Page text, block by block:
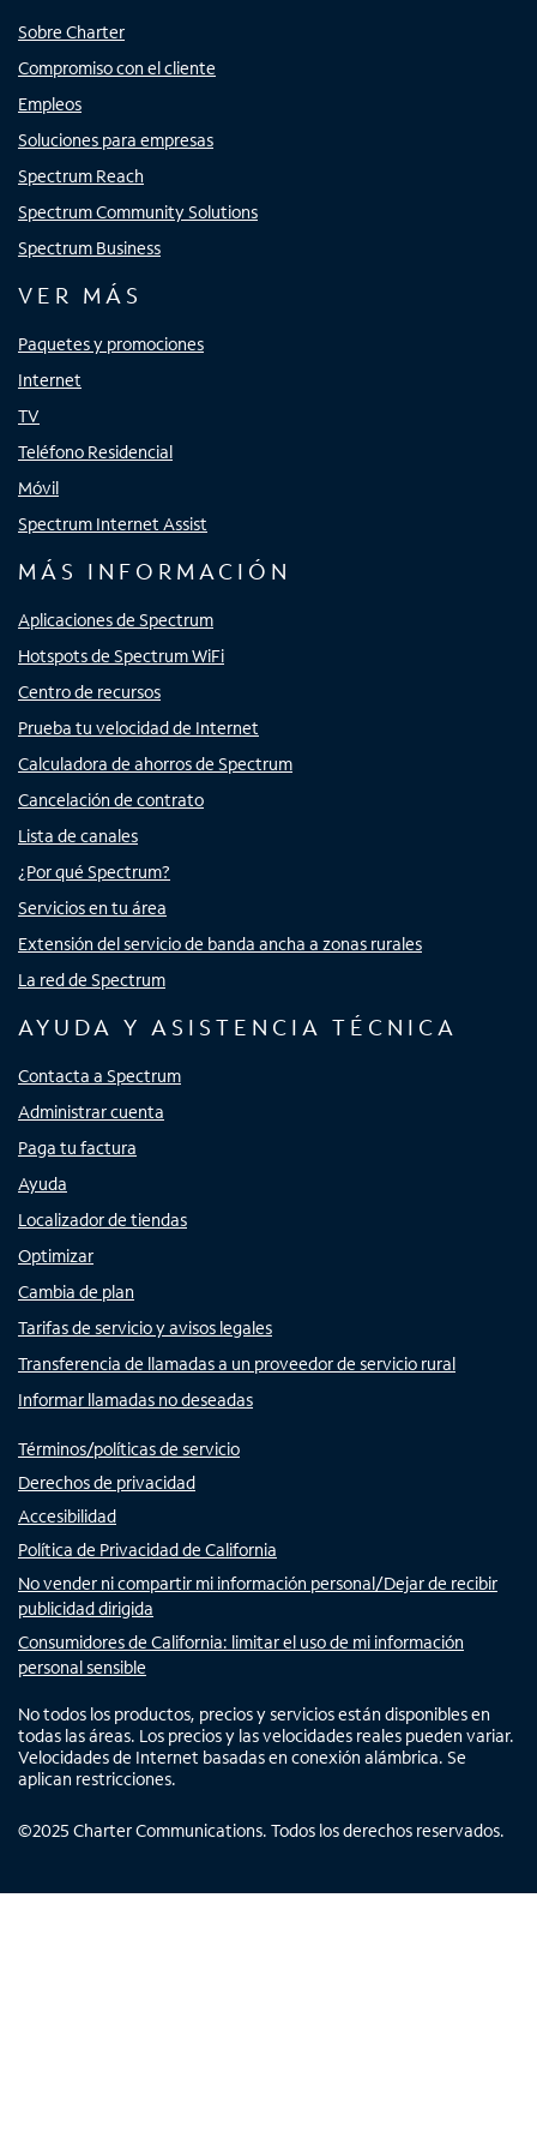
Sobre Charter
Compromiso con el cliente
Empleos
Soluciones para empresas
Spectrum Reach
Spectrum Community Solutions
Spectrum Business
VER MÁS
Paquetes y promociones
Internet
TV
Teléfono Residencial
Móvil
Spectrum Internet Assist
MÁS INFORMACIÓN
Aplicaciones de Spectrum
Hotspots de Spectrum WiFi
Centro de recursos
Prueba tu velocidad de Internet
Calculadora de ahorros de Spectrum
Cancelación de contrato
Lista de canales
¿Por qué Spectrum?
Servicios en tu área
Extensión del servicio de banda ancha a zonas rurales
La red de Spectrum
AYUDA Y ASISTENCIA TÉCNICA
Contacta a Spectrum
Administrar cuenta
Paga tu factura
Ayuda
Localizador de tiendas
Optimizar
Cambia de plan
Tarifas de servicio y avisos legales
Transferencia de llamadas a un proveedor de servicio rural
Informar llamadas no deseadas
Términos/políticas de servicio
Derechos de privacidad
Accesibilidad
Política de Privacidad de California
No vender ni compartir mi información personal/Dejar de recibir
publicidad dirigida
Consumidores de California: limitar el uso de mi información
personal sensible
No todos los productos, precios y servicios están disponibles en
todas las áreas. Los precios y las velocidades reales pueden variar.
Velocidades de Internet basadas en conexión alámbrica. Se
aplican restricciones.
©2025 Charter Communications. Todos los derechos reservados.